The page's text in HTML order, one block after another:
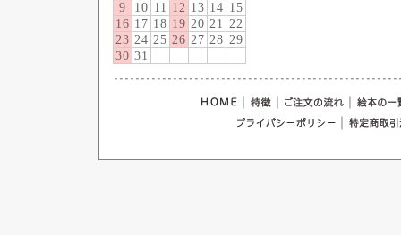
9
10 11 12 13 14 15
16 17 18 19 20 21 22
23 24 25 26 27 28 29
30 31